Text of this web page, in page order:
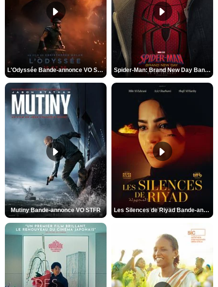
L'Odyssée Bande-annonce VO STFR Spider-Man: Brand New Day Bande-annonce VO STFR
Mutiny Bande-annonce VO STFR Les Silences de Riyad Bande-annonce VO STFR